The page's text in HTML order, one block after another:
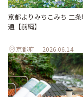
京都よりみちこみち 二
通【前編】
京都府 2026.06.14